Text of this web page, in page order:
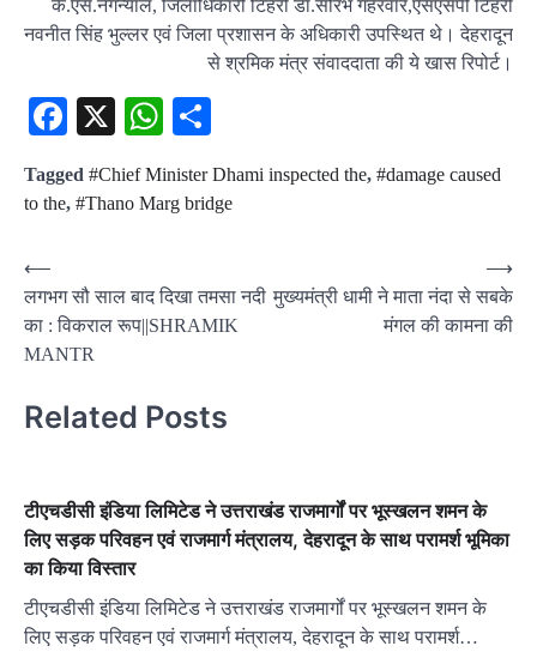
के.एस.नगन्याल, जिलाधिकारी टिहरी डॉ.सौरभ गहरवार,एसएसपी टिहरी
नवनीत सिंह भुल्लर एवं जिला प्रशासन के अधिकारी उपस्थित थे। देहरादून
से श्रमिक मंत्र संवाददाता की ये खास रिपोर्ट।
Facebook
X WhatsApp
Tagged #Chief Minister Dhami inspected the, #damage caused
to the, #Thano Marg bridge
Post
navigation
⟵
लगभग सौ साल बाद दिखा तमसा नदी
का : विकराल रूप||SHRAMIK
MANTR
मुख्यमंत्री धामी ने माता नंदा से सबके
मंगल की कामना की
⟶
Related Posts
टीएचडीसी इंडिया लिमिटेड ने उत्तराखंड राजमार्गों पर भूस्खलन शमन के
लिए सड़क परिवहन एवं राजमार्ग मंत्रालय, देहरादून के साथ परामर्श भूमिका
का किया विस्तार
टीएचडीसी इंडिया लिमिटेड ने उत्तराखंड राजमार्गों पर भूस्खलन शमन के
लिए सड़क परिवहन एवं राजमार्ग मंत्रालय, देहरादून के साथ परामर्श…